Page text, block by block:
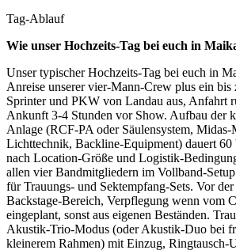
Tag-Ablauf
Wie unser Hochzeits-Tag bei euch in
Unser typischer Hochzeits-Tag bei euch in
Anreise unserer vier-Mann-Crew plus ein
Sprinter und PKW von Landau aus, Anfahrt
Ankunft 3-4 Stunden vor Show. Aufbau der
Anlage (RCF-PA oder Säulensystem,
Lichttechnik, Backline-Equipment) dauert
nach Location-Größe und Logistik-
allen vier Bandmitgliedern im Vollband-
für Trauungs- und Sektempfang-Sets. Vor
Backstage-Bereich, Verpflegung wenn vom
eingeplant, sonst aus eigenen Beständen.
Akustik-Trio-Modus (oder Akustik-Duo bei
kleinerem Rahmen) mit Einzug, Ringtausch-